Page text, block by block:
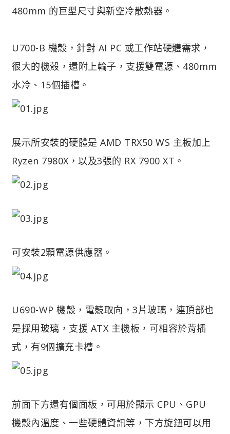
480mm 的巨型尺寸與新空冷散熱器。
U700-B 機殼，針對 AI PC 或工作站硬體需求，
很大的機殼，還附上輪子，支援雙電源、480mm
水冷、15個插槽。
展示所安裝的硬體是 AMD TRX50 WS 主板加上
Ryzen 7980X，以及3張的 RX 7900 XT。
可安裝2顆電源供應器。
U690-WP 機殼，電競取向，3片玻璃，連頂部也
是採用玻璃，支援 ATX 主機板，可相容於背插
式，有9個擴充卡槽。
前面下方還有個面板，可用於顯示 CPU、GPU
機殼內溫度、一些硬體資訊等，下方旋鈕可以用